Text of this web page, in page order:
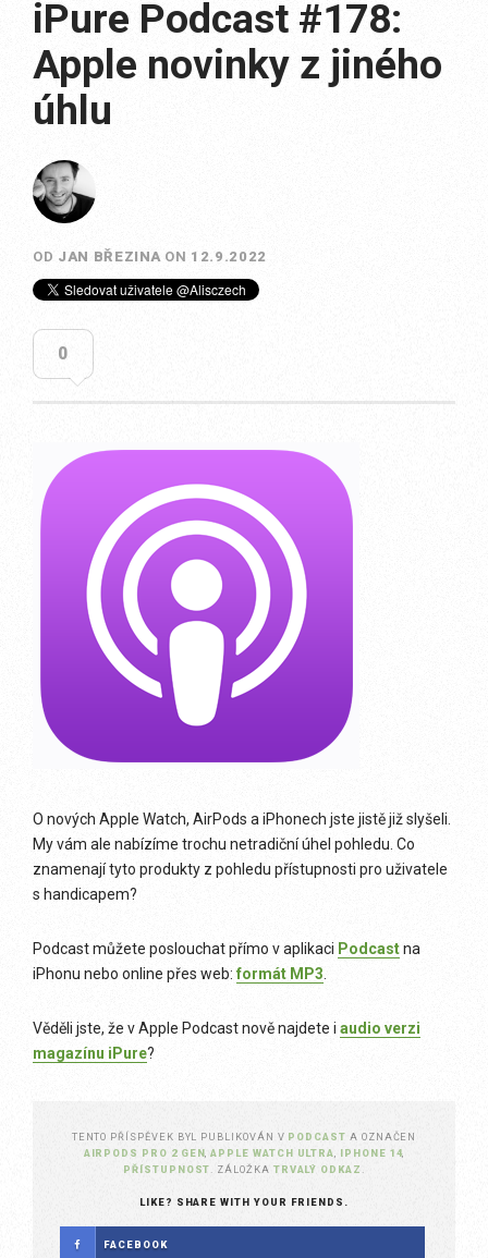
iPure Podcast #178:
Apple novinky z jiného
úhlu
OD JAN BŘEZINA ON 12.9.2022
0
O nových Apple Watch, AirPods a iPhonech jste jistě již slyšeli.
My vám ale nabízíme trochu netradiční úhel pohledu. Co
znamenají tyto produkty z pohledu přístupnosti pro uživatele
s handicapem?
Podcast můžete poslouchat přímo v aplikaci Podcastna
iPhonu nebo online přes web:formát MP3
Věděli jste, že v Apple Podcast nově najdete i audio verzi
magazínu iPure?
TENTO PŘÍSPĚVEK BYL PUBLIKOVÁN V PODCAST A OZNAČEN
AIRPODS PRO 2 GEN ,APPLE WATCH ULTRA IPHONE 14,
PŘÍSTUPNOST
. ZÁLOŽKA TRVALÝ ODKAZ
LIKE? SHARE WITH YOUR FRIENDS.
FACEBOOK